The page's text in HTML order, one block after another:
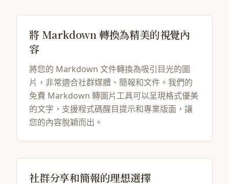
將 Markdown 轉換為精美的視覺內
容
將您的 Markdown 文件轉換為吸引目光的圖
片，非常適合社群媒體、簡報和文件。我們的
免費 Markdown 轉圖片工具可以呈現格式優美
的文字，支援程式碼醒目提示和專業版面，讓
您的內容脫穎而出。
社群分享和簡報的理想選擇